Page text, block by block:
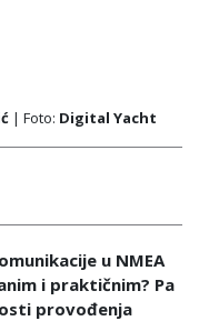
| Foto: Digital Yacht
u NMEA
i praktičnim? Pa
provođenja